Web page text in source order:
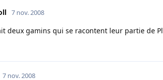
7 nov. 2008
deux gamins qui se racontent leur partie de
7 nov. 2008